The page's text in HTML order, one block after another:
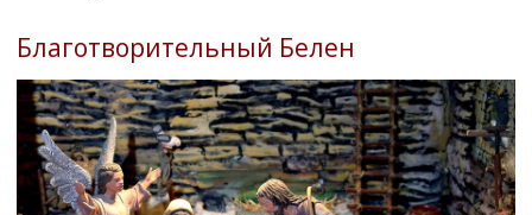
Благотворительный Белен